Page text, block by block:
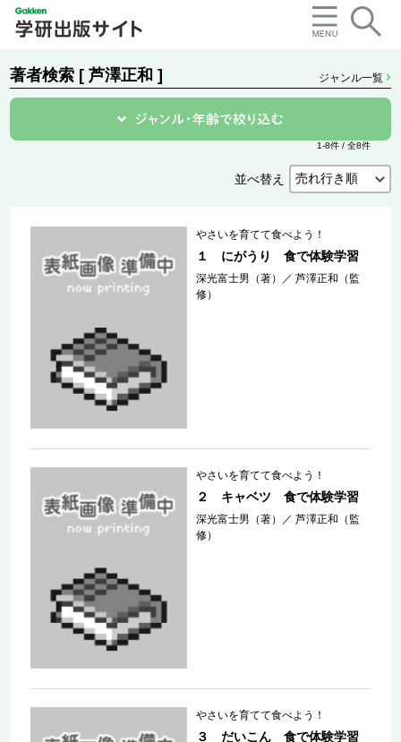
著者検索 [ 芦澤正和 ] ジャンル一覧
1-8件 / 全8件
並べ替え
やさいを育てて食べよう！
１ にがうり 食で体験学習
深光富士男（著） ／芦澤正和（監
修）
やさいを育てて食べよう！
２ キャベツ 食で体験学習
深光富士男（著） ／芦澤正和（監
修）
やさいを育てて食べよう！
３ だいこん 食で体験学習